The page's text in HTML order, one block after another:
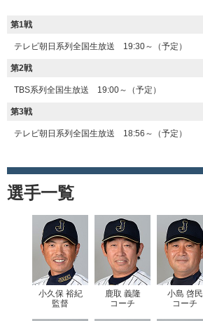
第1戦
テレビ朝日系列全国生放送 19:30～（予定）
第2戦
TBS系列全国生放送 19:00～（予定）
第3戦
テレビ朝日系列全国生放送 18:56～（予定）
選手一覧
小久保 裕紀
監督
鹿取 義隆
コーチ
小島 啓民
コーチ